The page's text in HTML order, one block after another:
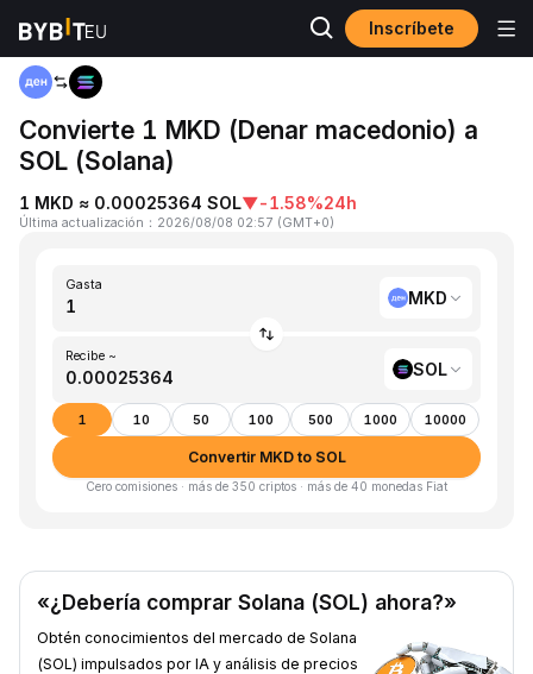
Inscríbete
Inicio MKD to SOL
Convierte 1 MKD (Denar macedonio) a
SOL (Solana)
1 MKD ≈ 0.00025364 SOL▼-1.58%24h
Última actualización ： 2026/08/08 02:57 (GMT+0)
Gasta
MKD
Recibe ~
SOL
1 10 50 100 500 1000 10000
Convertir MKD to SOL
Cero comisiones · más de 350 criptos · más de 40 monedas Fiat
«¿Debería comprar Solana (SOL) ahora?»
Obtén conocimientos del mercado de Solana
(SOL) impulsados por IA y análisis de precios